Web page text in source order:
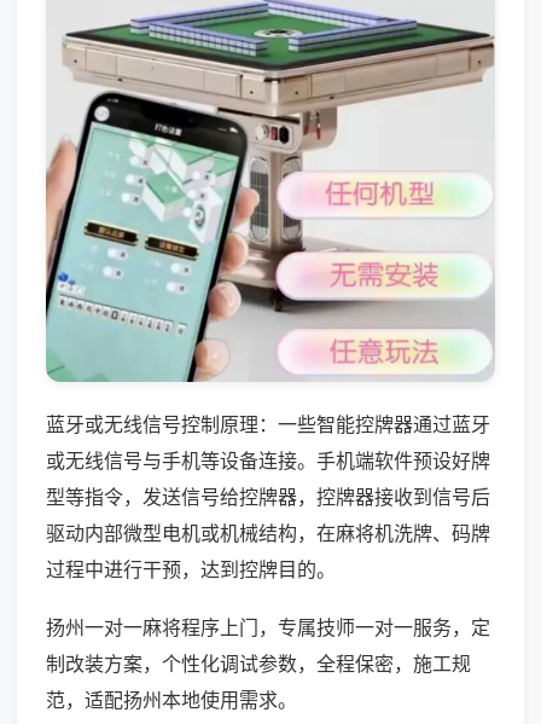
蓝牙或无线信号控制原理：一些智能控牌器通过蓝牙
或无线信号与手机等设备连接。手机端软件预设好牌
型等指令，发送信号给控牌器，控牌器接收到信号后
驱动内部微型电机或机械结构，在麻将机洗牌、码牌
过程中进行干预，达到控牌目的。
扬州一对一麻将程序上门，专属技师一对一服务，定
制改装方案，个性化调试参数，全程保密，施工规
范，适配扬州本地使用需求。